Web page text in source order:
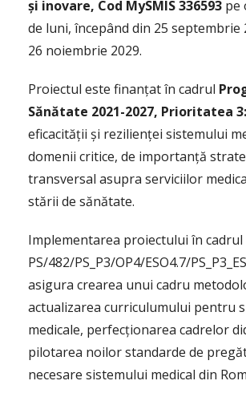
și inovare, Cod MySMIS 336593 pe
de luni, începând din 25 septembrie
26 noiembrie 2029.
Proiectul este finanțat în cadrul
Sănătate 2021-2027, Prioritatea 3:
eficacității și rezilienței sistemului
domenii critice, de importanță
transversal asupra serviciilor
stării de sănătate.
Implementarea proiectului în
PS/482/PS_P3/OP4/ESO4.7/
asigura crearea unui cadru
actualizarea curriculumului pentru
medicale, perfecționarea cadrelor
pilotarea noilor standarde de
necesare sistemului medical din